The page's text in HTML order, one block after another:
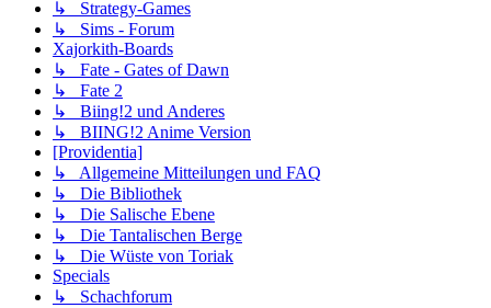
↳ Strategy-Games
↳ Sims - Forum
Xajorkith-Boards
↳ Fate - Gates of Dawn
↳ Fate 2
↳ Biing!2 und Anderes
↳ BIING!2 Anime Version
[Providentia]
↳ Allgemeine Mitteilungen und FAQ
↳ Die Bibliothek
↳ Die Salische Ebene
↳ Die Tantalischen Berge
↳ Die Wüste von Toriak
Specials
↳ Schachforum